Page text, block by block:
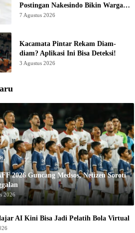
Postingan Nakesindo Bikin Warganet
Murka
7 Agustus 2026
Kacamata Pintar Rekam Diam-
diam? Aplikasi Ini Bisa Deteksi!
3 Agustus 2026
2026 Guncang Medsos, Netizen Soroti
2026
AI Kini Bisa Jadi Pelatih Bola Virtual